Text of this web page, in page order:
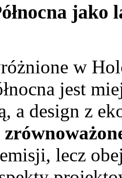
jako
w
jest
a design z
lecz